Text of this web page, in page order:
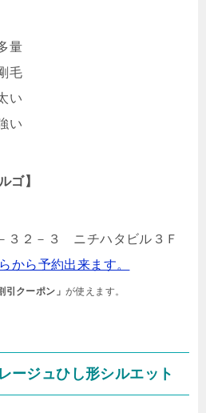
量
毛
い
い
ゴ】
３２－３ ニチハタビル３Ｆ
から予約出来ます。
引クーポン」が使えます。
ージュひし形シルエット